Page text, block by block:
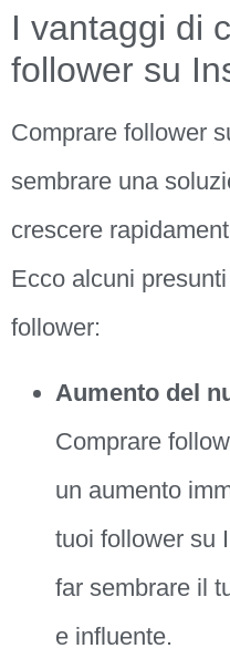
I vantaggi di
follower su
Comprare follower
sembrare una
crescere
Ecco alcuni
follower:
Aumento del
Comprare
un aumento
tuoi follower su
far sembrare il
e influente.